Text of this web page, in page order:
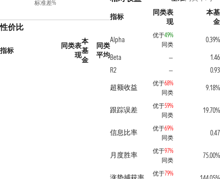
标准差%
性价比
指标
同类表
现
本
基
金
同类
平均
指标
同类表
现
本基
金
Alpha
优于49%
同类
0.39%
Beta
—
1.46
R2
—
0.93
超额收益
优于68%
同类
9.18%
跟踪误差 优于59%
同类
19.70%
信息比率 优于69%
同类
0.47
月度胜率 优于97%
同类
75.00%
优于79%